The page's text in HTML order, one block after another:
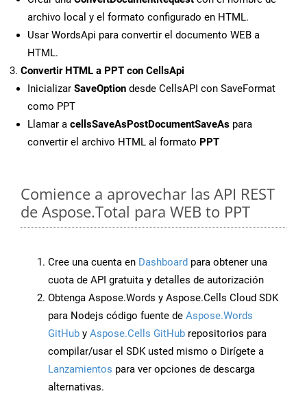
archivo local y el formato configurado en HTML.
Usar WordsApi para convertir el documento WEB a
HTML.
Convertir HTML a PPT con CellsApi
Inicializar SaveOption desde CellsAPI con SaveFormat
como PPT
Llamar a cellsSaveAsPostDocumentSaveAs para
convertir el archivo HTML al formato PPT
Comience a aprovechar las API REST
de Aspose.Total para WEB to PPT
Cree una cuenta en Dashboard para obtener una
cuota de API gratuita y detalles de autorización
Obtenga Aspose.Words y Aspose.Cells Cloud SDK
para Nodejs código fuente de Aspose.Words
GitHub y Aspose.Cells GitHub repositorios para
compilar/usar el SDK usted mismo o Dirígete a
Lanzamientos para ver opciones de descarga
alternativas.